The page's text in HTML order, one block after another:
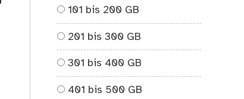
101 bis 200 GB
201 bis 300 GB
301 bis 400 GB
401 bis 500 GB